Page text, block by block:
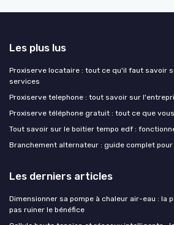
Les plus lus
Proxiserve locataire : tout ce qu'il faut savoir
services
Proxiserve telephone : tout savoir sur
Proxiserve téléphone gratuit : tout ce que
Tout savoir sur le boitier tempo edf :
Branchement alternateur : guide complet
Les derniers articles
Dimensionner sa pompe à chaleur air-eau : la
pas ruiner le bénéfice